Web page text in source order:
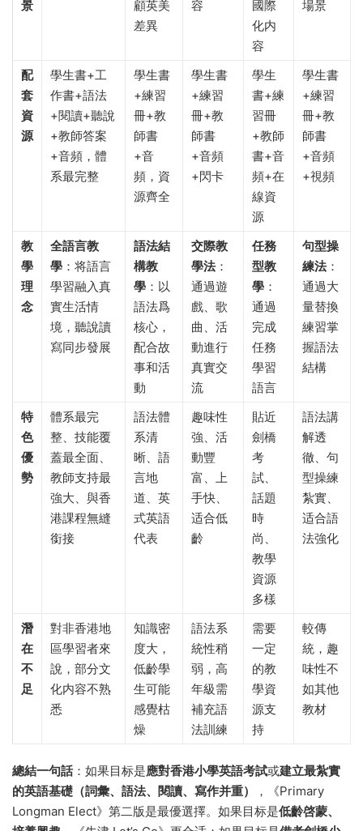
景
顧英美
差異
容
國際
化内
容
場景
配
套
資
源
學生書+工
作書+語法
+閱讀+聽說
+教師答案
+音頻，體
系最完整
學生書
+練習
冊+教
師書
+音
頻，資
源齊全
學生書
+練習
冊+教
師書
+音頻
+閃卡
學生
書+練
習冊
+教師
書+音
頻+在
線資
源
學生書
+練習
冊+教
師書
+音頻
+視頻
教
學
理
念
全語言教
學 ：将語言
學習融入真
實生活情
境，聽說讀
寫同步發展
語法結
構教
學 ：以
語法爲
核心，
配合故
事和活
動
交際教
學法：
通過遊
戲、歌
曲、活
動進行
真實交
流
任務
型教
學 ：
通過
完成
任務
學習
語言
句型操
練法：
通過大
量替換
練習掌
握語法
結構
特
色
優
勢
體系最完
整、技能覆
蓋最全面、
教師支持最
強大、與香
港課程無縫
銜接
語法體
系清
晰、語
言地
道、英
式英語
代表
趣味性
強、活
動豐
富、上
手快、
适合低
齡
貼近
劍橋
考
試、
話題
時
尚、
教學
資源
多樣
語法講
解透
徹、句
型操練
紮實、
适合語
法強化
潛
在
不
足
對非香港地
區學習者來
說，部分文
化内容不熟
悉
知識密
度大，
低齡學
生可能
感覺枯
燥
語法系
統性稍
弱，高
年級需
補充語
法訓練
需要
一定
的教
學資
源支
持
較傳
統，趣
味性不
如其他
教材
總結一句話：如果目标是應對香港小學英語考試或建立最紮實
的英語基礎（詞彙、語法、閱讀、寫作并重）
，《Primary
Longman Elect》第二版是最優選擇。如果目标是低齡啓蒙、